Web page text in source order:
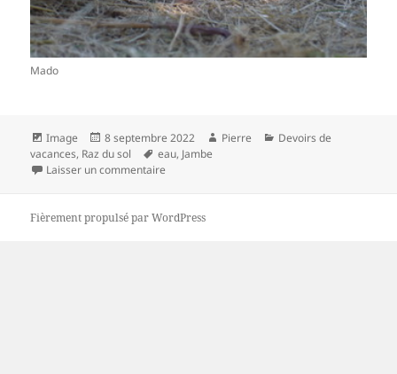
Mado
Format
Image
Publié
le
8 septembre 2022 Auteur
Pierre Catégories
Devoirs de
vacances, Raz du sol
Mots-
clés
eau, Jambe
Laisser un commentaire
Fièrement propulsé par WordPress